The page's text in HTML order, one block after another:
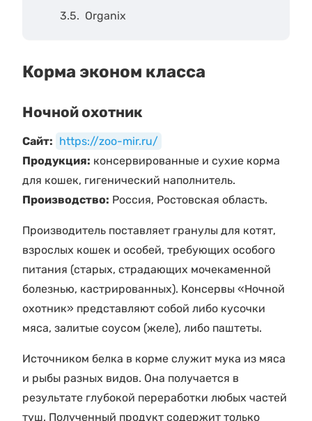
Organix
Корма эконом класса
Ночной охотник
Сайт: https://zoo-mir.ru/
Продукция: консервированные и сухие корма
для кошек, гигенический наполнитель.
Производство: Россия, Ростовская область.
Производитель поставляет гранулы для котят,
взрослых кошек и особей, требующих особого
питания (старых, страдающих мочекаменной
болезнью, кастрированных). Консервы «Ночной
охотник» представляют собой либо кусочки
мяса, залитые соусом (желе), либо паштеты.
Источником белка в корме служит мука из мяса
и рыбы разных видов. Она получается в
результате глубокой переработки любых частей
туш. Полученный продукт содержит только